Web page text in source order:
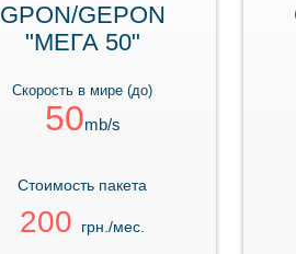
GPON/GEPON
"МЕГА 50"
Скорость в мире (до)
50mb/s
Стоимость пакета
200 грн./мес.